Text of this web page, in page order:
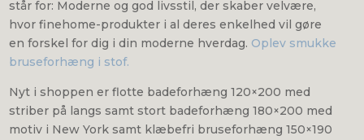
står for: Moderne og god livsstil, der skaber velvære,
hvor finehome-produkter i al deres enkelhed vil gøre
en forskel for dig i din moderne hverdag. Oplev smukke
bruseforhæng i stof.
Nyt i shoppen er flotte badeforhæng 120×200 med
striber på langs samt stort badeforhæng 180×200 med
motiv i New York samt klæbefri bruseforhæng 150×190